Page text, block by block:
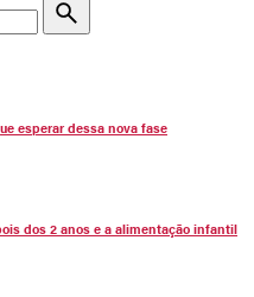
esperar dessa nova fase
dos 2 anos e a alimentação infantil